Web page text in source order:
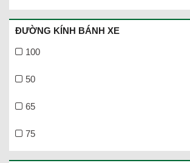
ĐƯỜNG KÍNH BÁNH XE
100
50
65
75